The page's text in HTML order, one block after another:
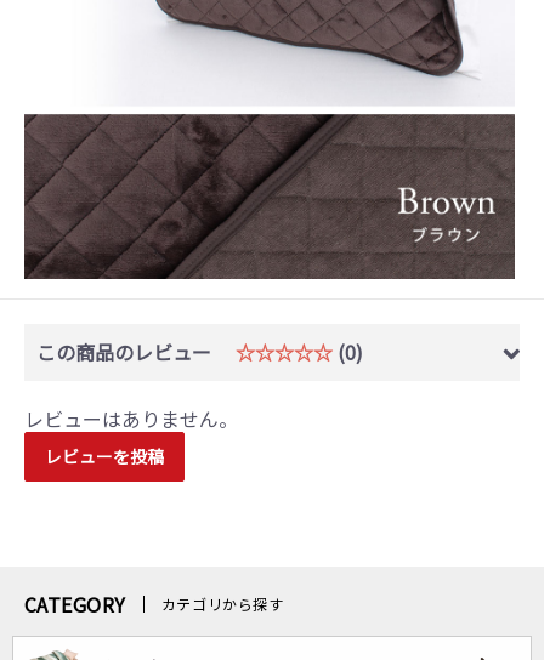
この商品のレビュー ☆☆☆☆☆ (0)
レビューはありません。
レビューを投稿
CATEGORY カテゴリから探す